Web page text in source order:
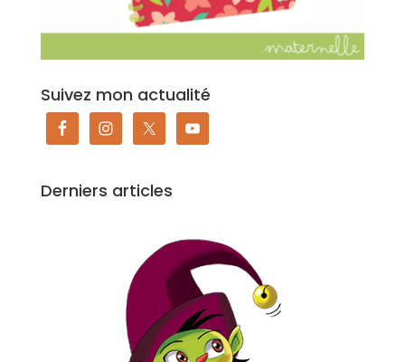
Suivez mon actualité
Derniers articles